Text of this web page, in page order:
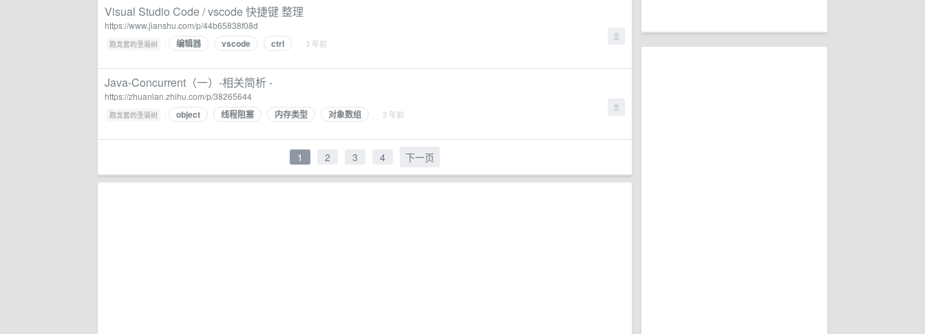
Visual Studio Code / vscode 快捷键 整理
https://www.jianshu.com/p/44b65838f08d
跑龙套的圣诞树 · 编辑器 vscode ctrl · 3 年前
Java-Concurrent（一）-相关简析 -
https://zhuanlan.zhihu.com/p/38265644
跑龙套的圣诞树 · object 线程阻塞 内存类型 对象数组 · 3 年前
1 2 3 4 下一页